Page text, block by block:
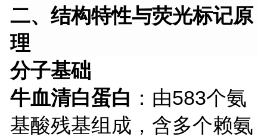
二、结构特性与荧光标记原
理
分子基础
牛血清白蛋白 ：由583个氨
基酸残基组成，含多个赖氨